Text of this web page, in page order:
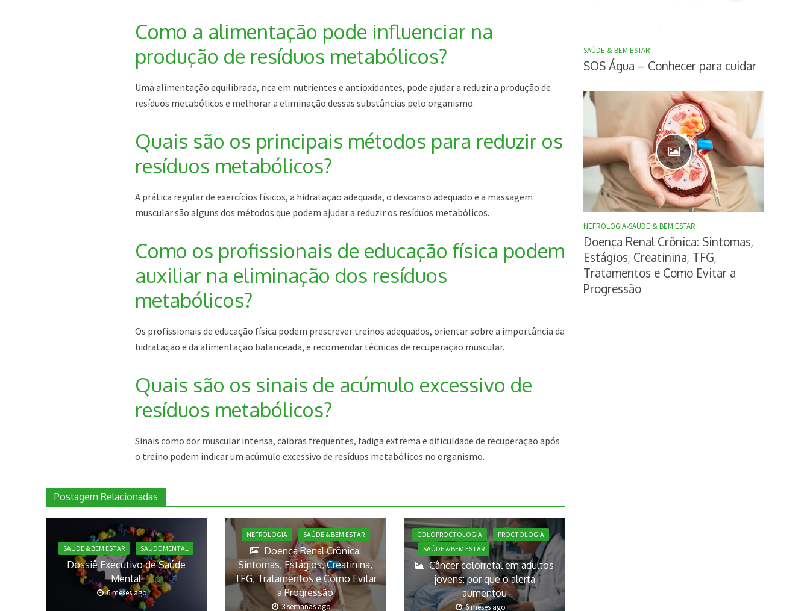
Como a alimentação pode influenciar na
produção de resíduos metabólicos?
Uma alimentação equilibrada, rica em nutrientes e antioxidantes, pode ajudar a reduzir a produção de
resíduos metabólicos e melhorar a eliminação dessas substâncias pelo organismo.
Quais são os principais métodos para reduzir os
resíduos metabólicos?
A prática regular de exercícios físicos, a hidratação adequada, o descanso adequado e a massagem
muscular são alguns dos métodos que podem ajudar a reduzir os resíduos metabólicos.
Como os profissionais de educação física podem
auxiliar na eliminação dos resíduos
metabólicos?
Os profissionais de educação física podem prescrever treinos adequados, orientar sobre a importância da
hidratação e da alimentação balanceada, e recomendar técnicas de recuperação muscular.
Quais são os sinais de acúmulo excessivo de
resíduos metabólicos?
Sinais como dor muscular intensa, cãibras frequentes, fadiga extrema e dificuldade de recuperação após
o treino podem indicar um acúmulo excessivo de resíduos metabólicos no organismo.
Postagem Relacionadas
SAÚDE & BEM ESTAR SAÚDE MENTAL
Dossiê Executivo de Saúde
Mental
6 meses ago
NEFROLOGIA SAÚDE & BEM ESTAR
Doença Renal Crônica:
Sintomas, Estágios, Creatinina,
TFG, Tratamentos e Como Evitar
a Progressão
3 semanas ago
COLOPROCTOLOGIA
PROCTOLOGIA
SAÚDE & BEM ESTAR
Câncer colorretal em adultos
jovens: por que o alerta
aumentou
6 meses ago
SAÚDE & BEM ESTAR
SOS Água – Conhecer para cuidar
NEFROLOGIA•SAÚDE & BEM ESTAR
Doença Renal Crônica: Sintomas,
Estágios, Creatinina, TFG,
Tratamentos e Como Evitar a
Progressão